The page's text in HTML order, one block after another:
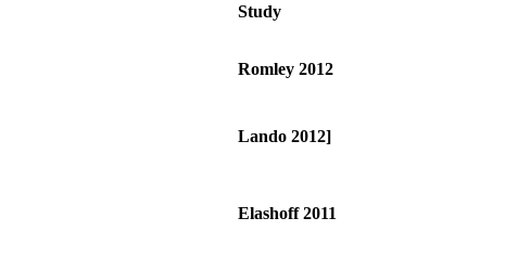
Study
Romley 2012
Lando 2012]
Elashoff 2011